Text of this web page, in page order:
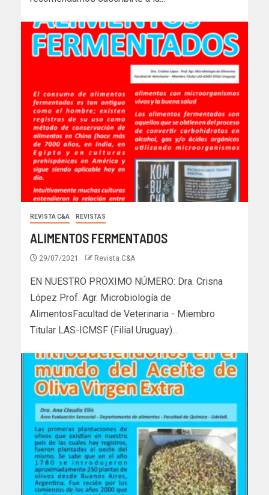
REVISTA C&A REVISTAS
ALIMENTOS FERMENTADOS
29/07/2021 Revista C&A
EN NUESTRO PROXIMO NÚMERO: Dra. Crisna
López Prof. Agr. Microbiología de
AlimentosFacultad de Veterinaria - Miembro
Titular LAS-ICMSF (Filial Uruguay)...